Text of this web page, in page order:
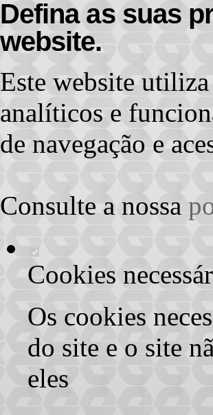
Defina as suas
website.
Este website
analíticos e
de navegação e
Consulte a nossa
Cookies
Os cookies
do site e o site
eles